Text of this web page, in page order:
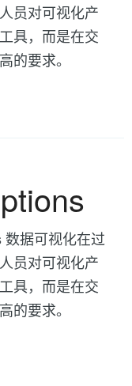
员对可视化产
具，而是在交
的要求。
据可视化在过
员对可视化产
具，而是在交
的要求。